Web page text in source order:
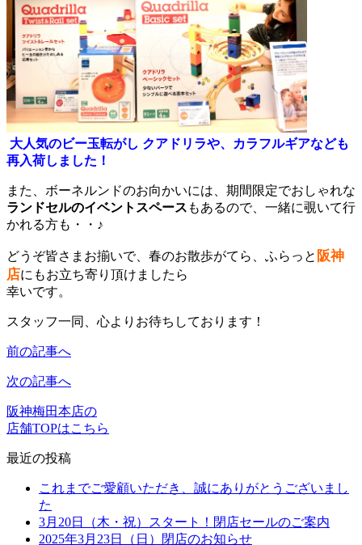
大人気のビー玉転がし クアドリラや、カラフルギアなども
再入荷しました！
また、ボーネルンドのお向かいには、期間限定でおしゃれな
ランドセルのイベントスペース もあるので、一緒に覗いて行
かれる方も・・♪
どうぞ皆さまお揃いで、春のお散歩がてら、ふらっと 阪神
店にもお立ち寄り頂けましたら
幸いです。
スタッフ一同、心よりお待ちしております！
前の記事へ
次の記事へ
阪神梅田本店の
店舗TOPはこちら
最近の投稿
これまでご愛顧いただき、誠にありがとうございまし
た
3月20日（木・祝）スタート！閉店セールのご案内
2025年3月23日（日）閉店のお知らせ